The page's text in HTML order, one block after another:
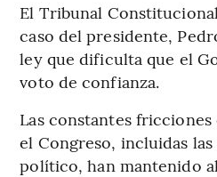
El Tribunal
caso del presidente,
ley que dificulta que el
voto de confianza.
Las constantes
el Congreso, incluidas
político, han mantenido